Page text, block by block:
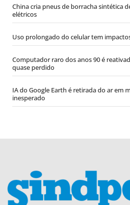
China cria pneus de borracha sintética
elétricos
Uso prolongado do celular tem
Computador raro dos anos 90 é
quase perdido
IA do Google Earth é retirada do ar em
inesperado